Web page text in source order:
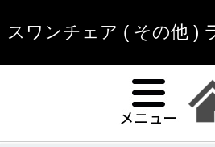
スワンチェア ( その他 )